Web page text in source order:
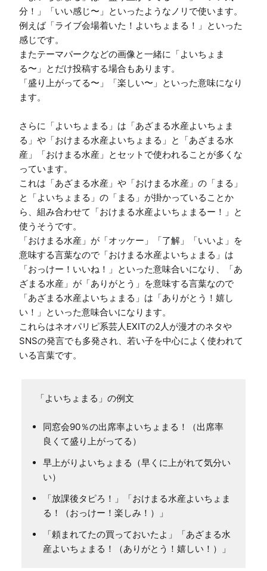
分！」「いい感じ〜」といったようなノリで使います。
例えば「ライブ会場着いた！よいちょまる！」といった
感じです。
またテーマパークなどの画像と一緒に「よいちょま
る〜」とだけ投稿する場合もあります。
「盛り上がってる〜」「楽しい〜」といった意味になり
ます。
さらに「よいちょまる」は「あざまる水産よいちょま
る」や「おけまる水産よいちょまる」と「あざまる水
産」「おけまる水産」とセットで使われることが多くな
っています。
これは「あざまる水産」や「おけまる水産」の「まる」
と「よいちょまる」の「まる」が掛かっていることか
ら、組み合わせて「おけまる水産よいちょまるー！」と
使うそうです。
「おけまる水産」が「オッケー」「了解」「いいよ」を
意味する言葉なので「おけまる水産よいちょまる」は
「おっけー！いいね！」といった意味合いになり、「あ
ざまる水産」が「ありがとう」を意味する言葉なので
「あざまる水産よいちょまる」は「ありがとう！嬉し
い！」といった意味合いになります。
これらはネオパリピ系芸人EXITの2人が漫才のネタや
SNSの発言でも多発され、若い子を中心によく使われて
いる言葉です。
「よいちょまる」の例文
同窓会90％の出席率よいちょまる！（出席率
良くて盛り上がってる）
早上がりよいちょまる（早くに上がれて気分い
い）
「放課後タピろ！」「おけまる水産よいちょま
る！（おっけー！楽しみ！）」
「頼まれてたの買っておいたよ」「あざまる水
産よいちょまる！（ありがとう！嬉しい！）」